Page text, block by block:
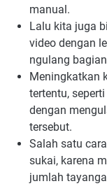
manual.
Lalu kita juga
video dengan
ngulang
Meningkatkan
tertentu,
dengan
tersebut.
Salah satu
sukai, karena
jumlah